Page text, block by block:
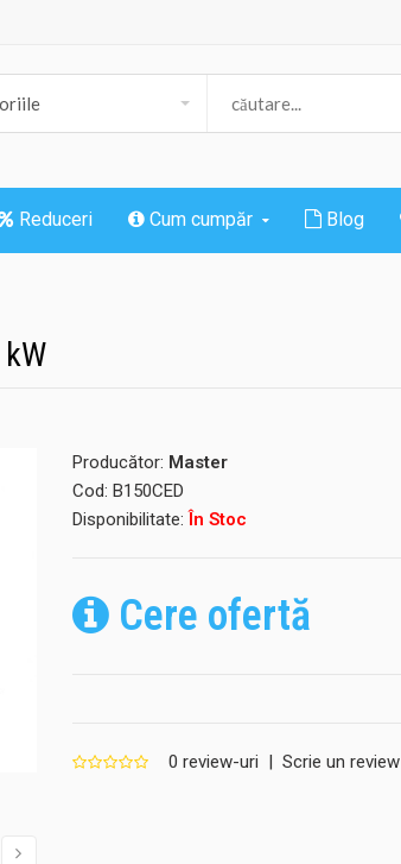
Reduceri Cum cumpăr Blog
Producător: Master
Cod: B150CED
Disponibilitate: În Stoc
Cere ofertă
0 review-uri | Scrie un review